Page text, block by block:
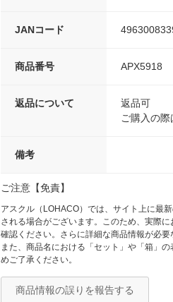
JANコード
商品番号 APX5918
返品について
返品可
ご購入の際
備考
ご注意【免責】
アスクル（LOHACO）では、サイト上に最
される場合がございます。このため、実際
確認ください。さらに詳細な商品情報が必
また、商品名における「セット」や「箱」
めご了承ください。
商品情報の誤りを報告する